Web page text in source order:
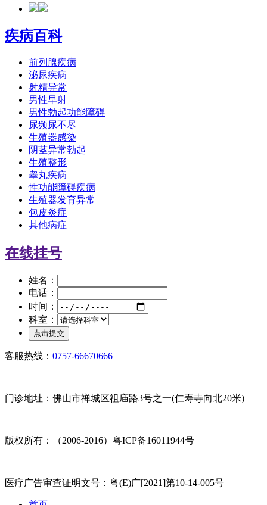
疾病百科
前列腺疾病
泌尿疾病
射精异常
男性早射
男性勃起功能障碍
尿频尿不尽
生殖器感染
阴茎异常勃起
生殖整形
睾丸疾病
性功能障碍疾病
生殖器发育异常
包皮炎症
其他病症
在线挂号
姓名：
电话：
时间：
科室：
客服热线： 0757-66670666
门诊地址：佛山市禅城区祖庙路3号之一(仁寿寺向北20米)
版权所有：（2006-2016）粤ICP备16011944号
医疗广告审查证明文号：粤(E)广[2021]第10-14-005号